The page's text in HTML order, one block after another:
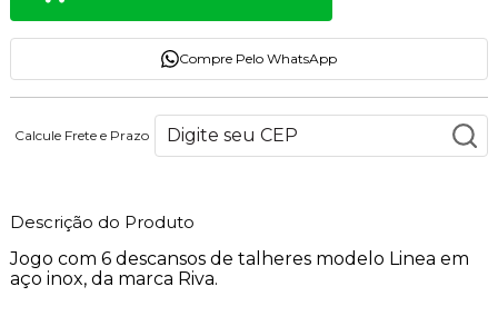
Compre Pelo WhatsApp
Calcule Frete e Prazo
Descrição do Produto
Jogo com 6 descansos de talheres modelo Linea em
aço inox, da marca Riva.